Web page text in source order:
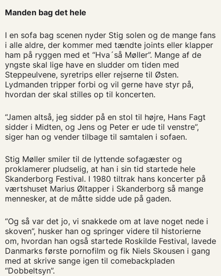
Manden bag det hele
I en sofa bag scenen nyder Stig solen og de mange fans
i alle aldre, der kommer med tændte joints eller klapper
ham på ryggen med et “Hva´så Møller”. Mange af de
yngste skal lige have en sludder om tiden med
Steppeulvene, syretrips eller rejserne til Østen.
Lydmanden tripper forbi og vil gerne have styr på,
hvordan der skal stilles op til koncerten.
“Jamen altså, jeg sidder på en stol til højre, Hans Fagt
sidder i Midten, og Jens og Peter er ude til venstre”,
siger han og vender tilbage til samtalen i sofaen.
Stig Møller smiler til de lyttende sofagæster og
proklamerer pludselig, at han i sin tid startede hele
Skanderborg Festival. I 1980 tiltrak hans koncerter på
værtshuset Marius Øltapper i Skanderborg så mange
mennesker, at de måtte sidde ude på gaden.
“Og så var det jo, vi snakkede om at lave noget nede i
skoven”, husker han og springer videre til historierne
om, hvordan han også startede Roskilde Festival, lavede
Danmarks første pornofilm og fik Niels Skousen i gang
med at skrive sange igen til comebackpladen
“Dobbeltsyn”.